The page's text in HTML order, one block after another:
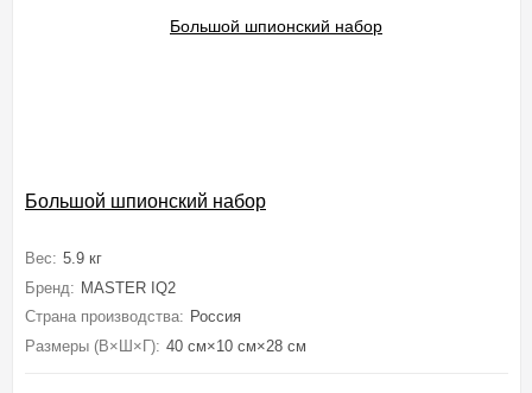
Большой шпионский набор
Вес: 5.9 кг
Бренд: MASTER IQ2
Страна производства: Россия
Размеры (В×Ш×Г): 40 см×10 см×28 см